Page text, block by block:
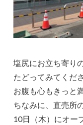
塩尻にお立ち寄り
たどってみてくだ
お腹も心もきっと
ちなみに、直売所
10日（木）にオー